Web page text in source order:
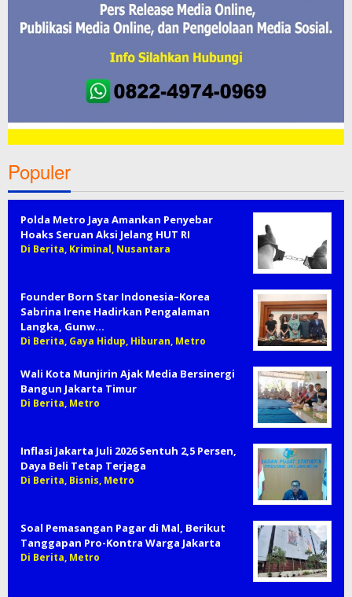
Populer
Polda Metro Jaya Amankan Penyebar
Hoaks Seruan Aksi Jelang HUT RI
Di Berita, Kriminal, Nusantara
Founder Born Star Indonesia–Korea
Sabrina Irene Hadirkan Pengalaman
Langka, Gunw…
Di Berita, Gaya Hidup, Hiburan, Metro
Wali Kota Munjirin Ajak Media Bersinergi
Bangun Jakarta Timur
Di Berita, Metro
Inflasi Jakarta Juli 2026 Sentuh 2,5 Persen,
Daya Beli Tetap Terjaga
Di Berita, Bisnis, Metro
Soal Pemasangan Pagar di Mal, Berikut
Tanggapan Pro-Kontra Warga Jakarta
Di Berita, Metro